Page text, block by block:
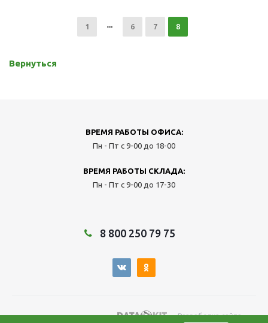
1 6 7 8
Вернуться
ВРЕМЯ РАБОТЫ ОФИСА:
Пн - Пт с 9-00 до 18-00
ВРЕМЯ РАБОТЫ СКЛАДА:
Пн - Пт с 9-00 до 17-30
8 800 250 79 75
— Разработка сайта